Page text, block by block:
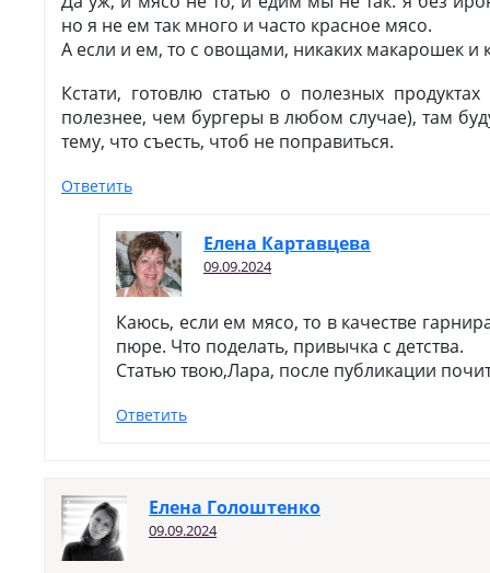
но я не ем так много и часто красное мясо.
А если и ем, то с овощами, никаких макарошек и
Кстати, готовлю статью о полезных
полезнее, чем бургеры в любом случае), там
тему, что съесть, чтоб не поправиться.
Ответить
Елена Картавцева
09.09.2024
Каюсь, если ем мясо, то в качестве
пюре. Что поделать, привычка с детства.
Статью твою,Лара, после публикации
Ответить
Елена Голоштенко
09.09.2024